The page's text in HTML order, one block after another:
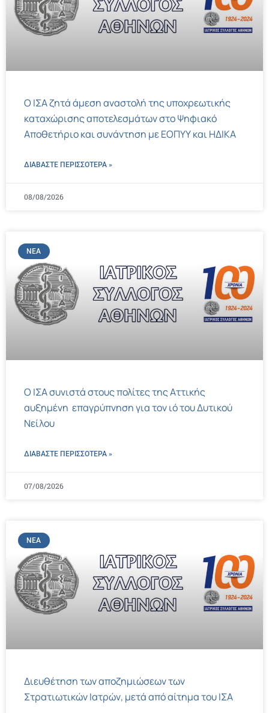
Ο ΙΣΑ ζητά άμεση αναστολή της υποχρεωτικής
καταχώρισης αποτελεσμάτων στο Ψηφιακό
Αποθετήριο και συνάντηση με ΕΟΠΥΥ και ΗΔΙΚΑ
ΔΙΑΒΑΣΤΕ ΠΕΡΙΣΣΌΤΕΡΑ »
08/08/2026
ΝΈΑ
Ο ΙΣΑ συνιστά στους πολίτες της Αττικής
αυξημένη επαγρύπνηση για τον ιό του Δυτικού
Νείλου
ΔΙΑΒΑΣΤΕ ΠΕΡΙΣΣΌΤΕΡΑ »
07/08/2026
ΝΈΑ
Διευθέτηση των αποζημιώσεων των
Στρατιωτικών Ιατρών, μετά από αίτημα του ΙΣΑ